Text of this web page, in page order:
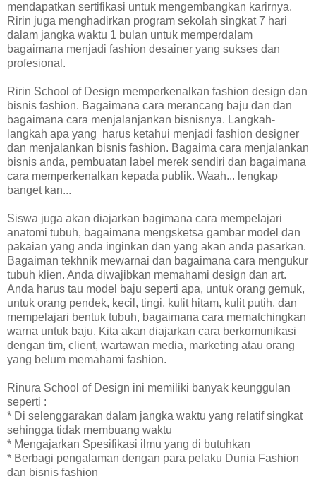
mendapatkan sertifikasi untuk mengembangkan karirnya.
Ririn juga menghadirkan program sekolah singkat 7 hari
dalam jangka waktu 1 bulan untuk memperdalam
bagaimana menjadi fashion desainer yang sukses dan
profesional.
Ririn School of Design memperkenalkan fashion design dan
bisnis fashion. Bagaimana cara merancang baju dan dan
bagaimana cara menjalanjankan bisnisnya. Langkah-
langkah apa yang harus ketahui menjadi fashion designer
dan menjalankan bisnis fashion. Bagaima cara menjalankan
bisnis anda, pembuatan label merek sendiri dan bagaimana
cara memperkenalkan kepada publik. Waah... lengkap
banget kan...
Siswa juga akan diajarkan bagimana cara mempelajari
anatomi tubuh, bagaimana mengsketsa gambar model dan
pakaian yang anda inginkan dan yang akan anda pasarkan.
Bagaiman tekhnik mewarnai dan bagaimana cara mengukur
tubuh klien. Anda diwajibkan memahami design dan art.
Anda harus tau model baju seperti apa, untuk orang gemuk,
untuk orang pendek, kecil, tingi, kulit hitam, kulit putih, dan
mempelajari bentuk tubuh, bagaimana cara mematchingkan
warna untuk baju. Kita akan diajarkan cara berkomunikasi
dengan tim, client, wartawan media, marketing atau orang
yang belum memahami fashion.
Rinura School of Design ini memiliki banyak keunggulan
seperti :
* Di selenggarakan dalam jangka waktu yang relatif singkat
sehingga tidak membuang waktu
* Mengajarkan Spesifikasi ilmu yang di butuhkan
* Berbagi pengalaman dengan para pelaku Dunia Fashion
dan bisnis fashion